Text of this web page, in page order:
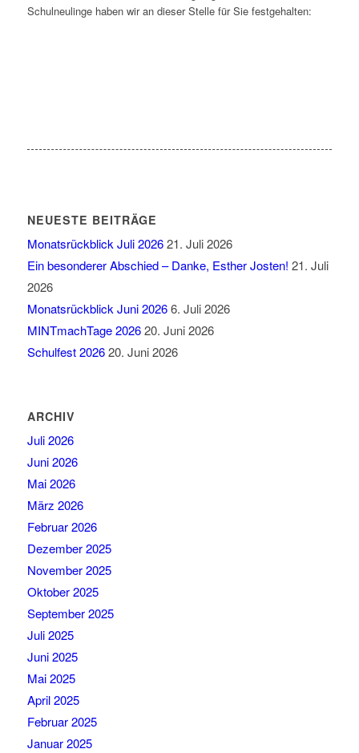
Schulneulinge haben wir an dieser Stelle für Sie festgehalten:
NEUESTE BEITRÄGE
Monatsrückblick Juli 2026 21. Juli 2026
Ein besonderer Abschied – Danke, Esther Josten! 21. Juli
2026
Monatsrückblick Juni 2026 6. Juli 2026
MINTmachTage 2026 20. Juni 2026
Schulfest 2026 20. Juni 2026
ARCHIV
Juli 2026
Juni 2026
Mai 2026
März 2026
Februar 2026
Dezember 2025
November 2025
Oktober 2025
September 2025
Juli 2025
Juni 2025
Mai 2025
April 2025
Februar 2025
Januar 2025